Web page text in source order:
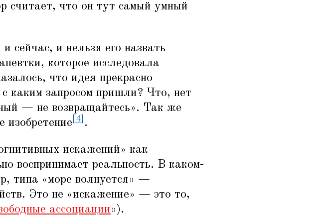
считает, что он тут самый умный
сейчас, и нельзя его назвать
которое исследовала
что идея прекрасно
каким запросом пришли? Что, нет
— не возвращайтесь». Так же
изобретение [4] .
искажений» как
воспринимает реальность. В каком-
типа «море волнуется» —
Это не «искажение» — это то,
ассоциации»).